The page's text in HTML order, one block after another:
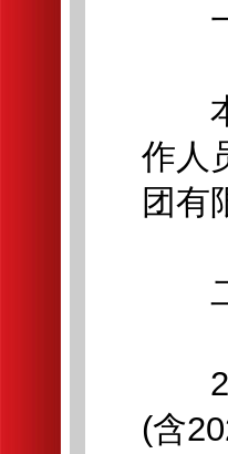
一
本
作人
团有
二
(含